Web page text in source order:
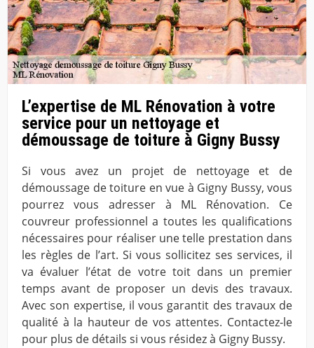
L’expertise de ML Rénovation à votre
service pour un nettoyage et
démoussage de toiture à Gigny Bussy
Si vous avez un projet de nettoyage et de
démoussage de toiture en vue à Gigny Bussy, vous
pourrez vous adresser à ML Rénovation. Ce
couvreur professionnel a toutes les qualifications
nécessaires pour réaliser une telle prestation dans
les règles de l’art. Si vous sollicitez ses services, il
va évaluer l’état de votre toit dans un premier
temps avant de proposer un devis des travaux.
Avec son expertise, il vous garantit des travaux de
qualité à la hauteur de vos attentes. Contactez-le
pour plus de détails si vous résidez à Gigny Bussy.